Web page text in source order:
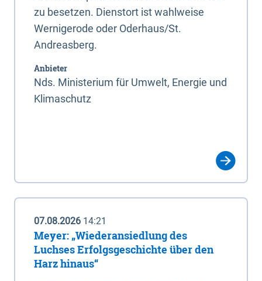
zu besetzen. Dienstort ist wahlweise
Wernigerode oder Oderhaus/St.
Andreasberg.
Anbieter
Nds. Ministerium für Umwelt, Energie und
Klimaschutz
07.08.2026 14:21
Meyer: „Wiederansiedlung des
Luchses Erfolgsgeschichte über den
Harz hinaus“